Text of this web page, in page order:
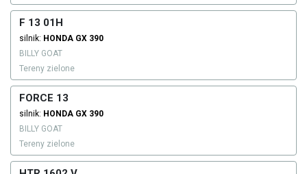
F 13 01H
silnik: HONDA GX 390
BILLY GOAT
Tereny zielone
FORCE 13
silnik: HONDA GX 390
BILLY GOAT
Tereny zielone